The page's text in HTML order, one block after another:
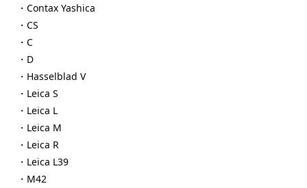
・Contax Yashica
・CS
・C
・D
・Hasselblad V
・Leica S
・Leica L
・Leica M
・Leica R
・Leica L39
・M42